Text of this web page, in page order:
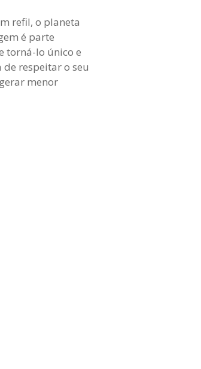
refil, o planeta
é parte
torná-lo único e
respeitar o seu
menor